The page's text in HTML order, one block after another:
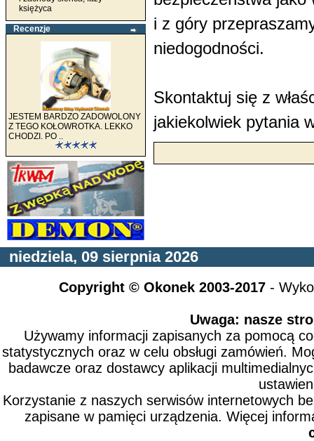
księżyca
Recenzje
JESTEM BARDZO ZADOWOLONY
Z TEGO KOŁOWROTKA. LEKKO
CHODZI. PO ..
i z góry
niedogodności.
Skontaktuj się z
jakiekolwiek pytania
niedziela, 09 sierpnia 2026
Copyright © Okonek 2003-2017-
Uwaga: nasze
Używamy informacji zapisanych za pomocą
statystycznych oraz w celu obsługi zamówień.
badawcze oraz dostawcy aplikacji
Korzystanie z naszych serwisów internetowych
zapisane w pamięci urządzenia. Więcej